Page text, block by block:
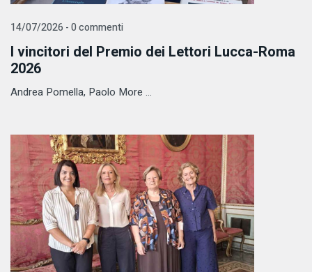
14/07/2026 - 0 commenti
I vincitori del Premio dei Lettori Lucca-Roma
2026
Andrea Pomella, Paolo More ...